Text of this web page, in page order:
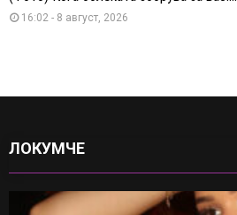
16:02 - 8 август, 2026
ЛОКУМЧЕ